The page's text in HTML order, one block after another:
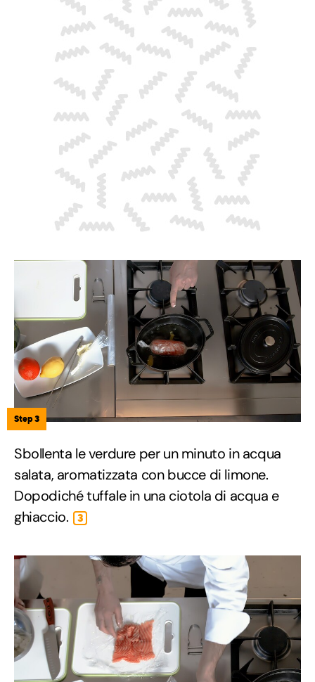
Step 3
Sbollenta le verdure per un minuto in acqua
salata, aromatizzata con bucce di limone.
Dopodiché tuffale in una ciotola di acqua e
ghiaccio.
3